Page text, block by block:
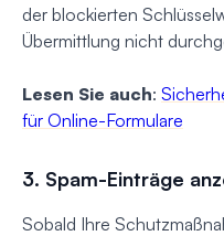
der blockierten
Übermittlung nicht
Lesen Sie auch:
für Online-Formulare
3. Spam-Einträge
Sobald Ihre